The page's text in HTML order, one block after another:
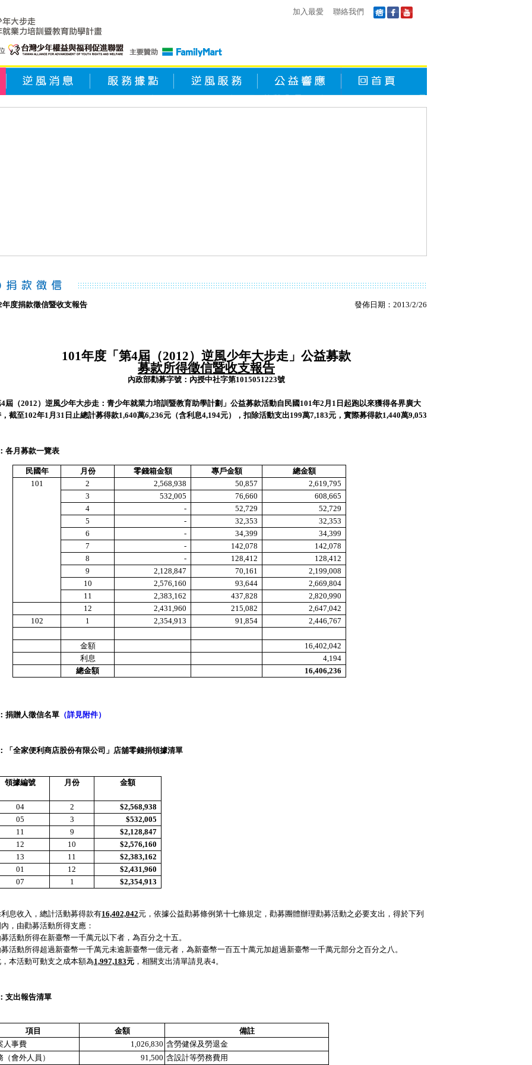
加入最愛 聯絡我們
年度捐款徵信暨收支報告 發佈日期：2013/2/26
101年度「第4屆（2012）逆風少年大步走」公益募款
募款所得徵信暨收支報告
內政部勸募字號：內授中社字第1015051223號
4屆（2012）逆風少年大步走：青少年就業力培訓暨教育助學計劃」公益募款活動自民國101年2月1日起跑以來獲得各界廣大
截至102年1月31日止總計募得款1,640萬6,236元（含利息4,194元），扣除活動支出199萬7,183元，實際募得款1,440萬9,053
各月募款一覽表
民國年 月份 零錢箱金額 專戶金額
總金額
101
2 2,568,938 50,857
2,619,795
3
532,005 76,660
608,665
4
- 52,729
52,729
5
- 32,353
32,353
6
- 34,399
34,399
7
- 142,078
142,078
8
- 128,412
128,412
9
2,128,847 70,161
2,199,008
10
2,576,160 93,644
2,669,804
11
2,383,162 437,828
2,820,990
12
2,431,960 215,082
2,647,042
102
1 2,354,913 91,854 2,446,767
金額
16,402,042
利息
4,194
總金額
16,406,236
捐贈人徵信名單 （詳見附件）
「全家便利商店股份有限公司」店舖零錢捐領據清單
領據編號 月份 金額
04 2
$2,568,938
05
3
$532,005
11
9
$2,128,847
12
10
$2,576,160
13
11
$2,383,162
01
12
$2,431,960
07
1 $2,354,913
息收入，總計活動募得款有16,402,042元，依據公益勸募條例第十七條規定，勸募團體辦理勸募活動之必要支出，得於下列
，由勸募活動所得支應：
活動所得在新臺幣一千萬元以下者，為百分之十五。
活動所得超過新臺幣一千萬元未逾新臺幣一億元者，為新臺幣一百五十萬元加超過新臺幣一千萬元部分之百分之八。
本活動可動支之成本額為1,997,183元 ，相關支出清單請見表4。
支出報告清單
項目 金額
備註
人事費
1,026,830 含勞健保及勞退金
（會外人員）
91,500 含設計等勞務費用